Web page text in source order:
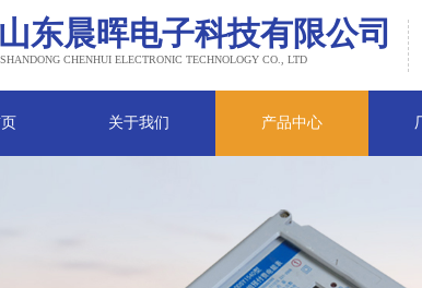
山东晨晖电子科技有限公司
SHANDONG CHENHUI ELECTRONIC TECHNOLOGY CO., LTD
关于我们 产品中心